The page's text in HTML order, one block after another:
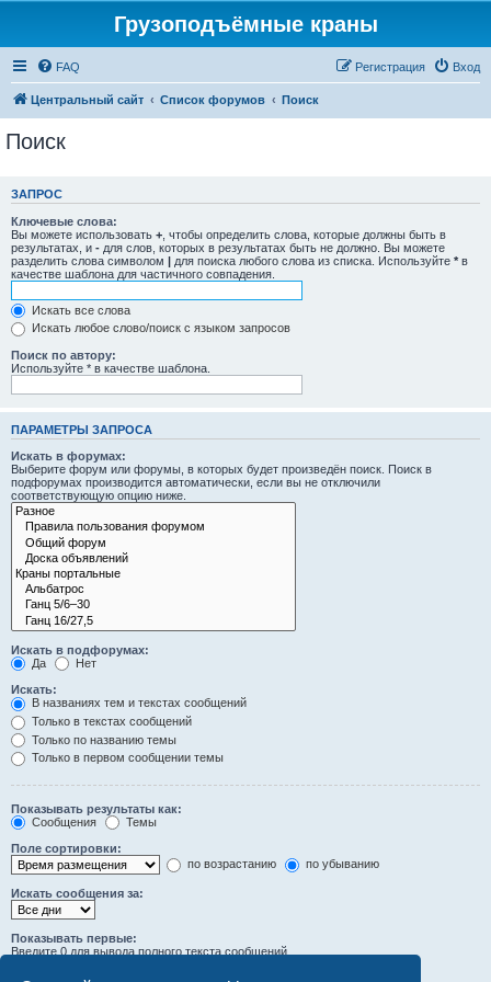
Грузоподъёмные краны
FAQ Вход
Регистрация
Центральный сайт Список форумов Поиск
Поиск
ЗАПРОС
Ключевые слова:
Вы можете использовать + , чтобы определить слова, которые должны быть в
результатах, и - для слов, которых в результатах быть не должно. Вы можете
разделить слова символом | для поиска любого слова из списка. Используйте * в
качестве шаблона для частичного совпадения.
Искать все слова
Искать любое слово/поиск с языком запросов
Поиск по автору:
Используйте * в качестве шаблона.
ПАРАМЕТРЫ ЗАПРОСА
Искать в форумах:
Выберите форум или форумы, в которых будет произведён поиск. Поиск в
подфорумах производится автоматически, если вы не отключили
соответствующую опцию ниже.
Искать в подфорумах:
Да
Нет
Искать:
В названиях тем и текстах сообщений
Только в текстах сообщений
Только по названию темы
Только в первом сообщении темы
Показывать результаты как:
Сообщения
Темы
Поле сортировки:
по возрастанию
по убыванию
Искать сообщения за:
Показывать первые:
Введите 0 для вывода полного текста сообщений.